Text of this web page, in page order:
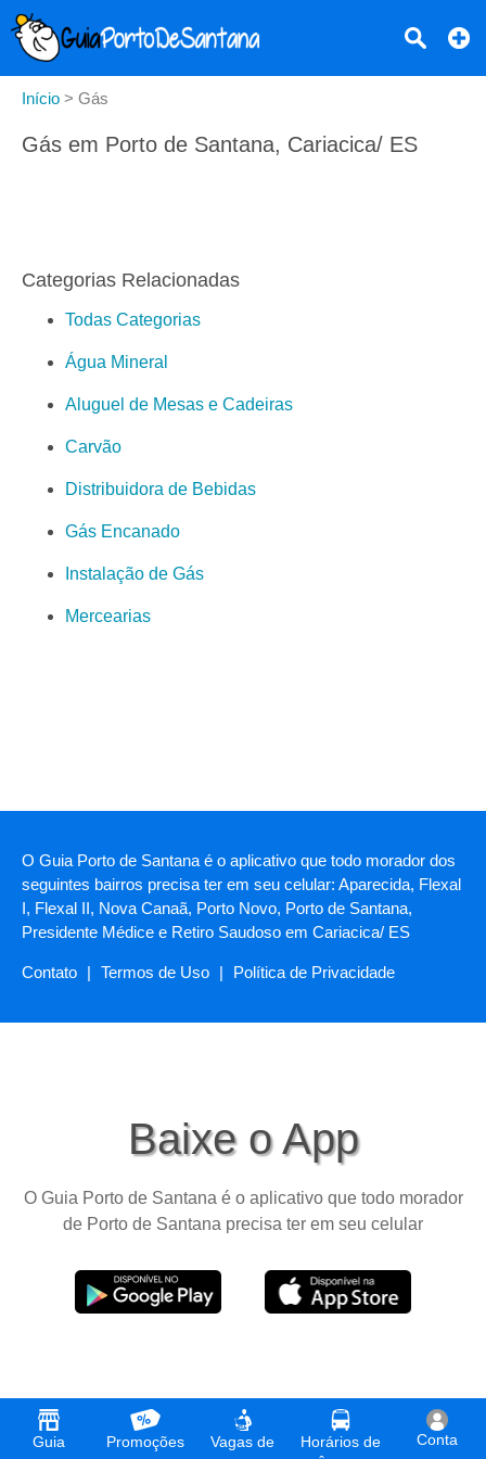
Guia
Promoções
Vagas de
Horários de
Conta
Início > Gás
Gás em Porto de Santana, Cariacica/ ES
Categorias Relacionadas
Todas Categorias
Água Mineral
Aluguel de Mesas e Cadeiras
Carvão
Distribuidora de Bebidas
Gás Encanado
Instalação de Gás
Mercearias
O Guia Porto de Santana é o aplicativo que todo morador dos
seguintes bairros precisa ter em seu celular: Aparecida, Flexal
I, Flexal II, Nova Canaã, Porto Novo, Porto de Santana,
Presidente Médice e Retiro Saudoso em Cariacica/ ES
Contato | Termos de Uso | Política de Privacidade
Baixe o App
O Guia Porto de Santana é o aplicativo que todo morador
de Porto de Santana precisa ter em seu celular